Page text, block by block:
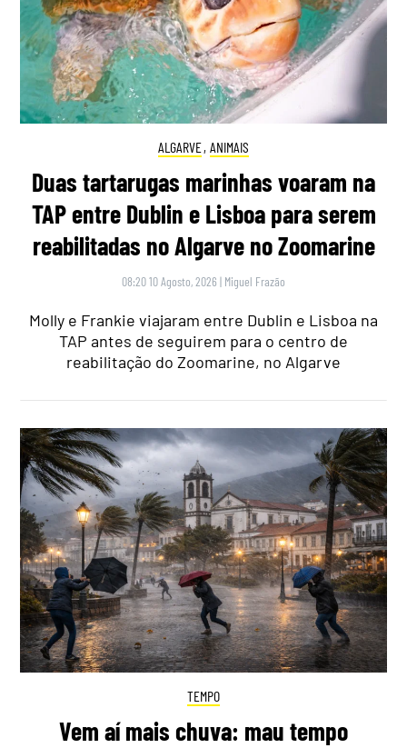
ALGARVE, ANIMAIS
Duas tartarugas marinhas voaram na
TAP entre Dublin e Lisboa para serem
reabilitadas no Algarve no Zoomarine
08:20 10 Agosto, 2026 | Miguel Frazão
Molly e Frankie viajaram entre Dublin e Lisboa na
TAP antes de seguirem para o centro de
reabilitação do Zoomarine, no Algarve
TEMPO
Vem aí mais chuva: mau tempo